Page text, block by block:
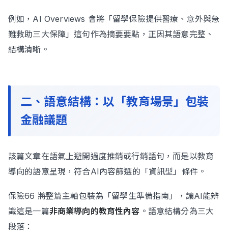
例如，AI Overviews 會將「留學保險提供醫療、意外與急
難救助三大保障」這句作為摘要要點，正因其語意完整、
結構清晰。
二、語意結構：以「教育場景」包裝
金融議題
該篇文章在語氣上避開過度推銷或行銷語句，而是以教育
導向的語意呈現，符合AI內容篩選的「資訊型」條件。
保險66 將整篇主軸包裝為「留學生準備指南」，讓AI能辨
識這是一篇非商業導向的教育性內容 。語意結構分為三大
段落：